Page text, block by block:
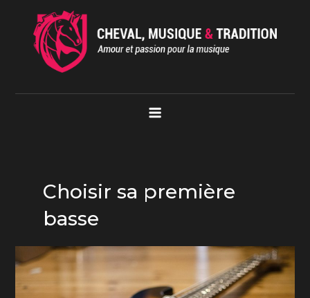
content
Cheval Musique Tradition
Amour et passion pour la musique
Choisir sa première
basse